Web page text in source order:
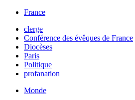
France
clerge
Conférence des évêques de France
Diocèses
Paris
Politique
profanation
Monde